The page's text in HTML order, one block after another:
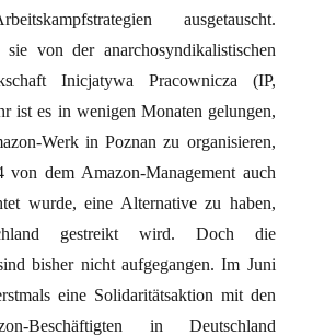
ausgetauscht.
von der anarchosyndikalistischen
Inicjatywa Pracownicza (IP,
ist es in wenigen Monaten gelungen,
Werk in Poznan zu organisieren,
dem Amazon-Management auch
wurde, eine Alternative zu haben,
gestreikt wird. Doch die
bisher nicht aufgegangen. Im Juni
eine Solidaritätsaktion mit den
Beschäftigten in Deutschland